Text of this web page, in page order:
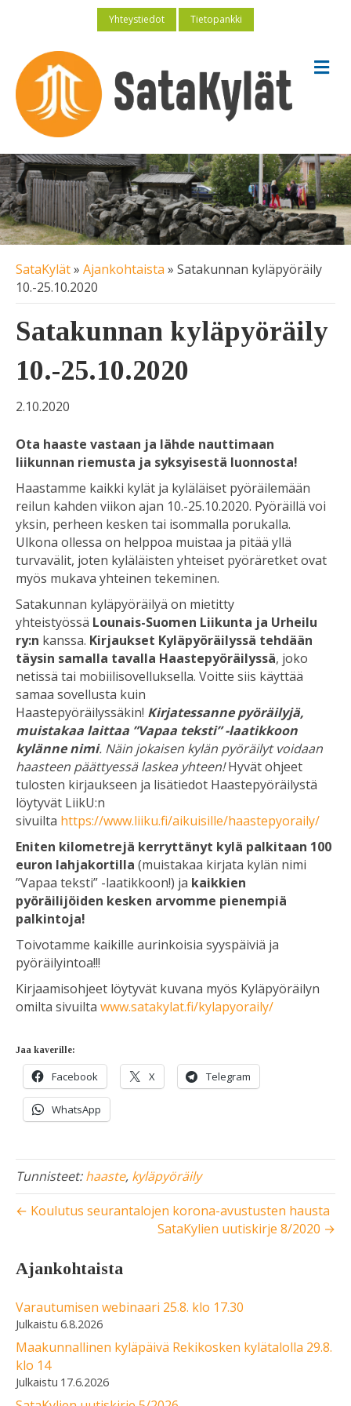
Yhteystiedot Tietopankki
V
a
o
SataKylät» Ajankohtaista » Satakunnan kyläpyöräily
10.-25.10.2020
Satakunnan kyläpyöräily
10.-25.10.2020
2.10.2020
Ota haaste vastaan ja lähde nauttimaan
liikunnan riemusta ja syksyisestä luonnosta!
Haastamme kaikki kylät ja kyläläiset pyöräilemään
reilun kahden viikon ajan 10.-25.10.2020. Pyöräillä voi
yksin, perheen kesken tai isommalla porukalla.
Ulkona ollessa on helppoa muistaa ja pitää yllä
turvavälit, joten kyläläisten yhteiset pyöräretket ovat
myös mukava yhteinen tekeminen.
Satakunnan kyläpyöräilyä on mietitty
yhteistyössä Lounais-Suomen Liikunta ja Urheilu
ry:n kanssa. Kirjaukset Kyläpyöräilyssä tehdään
täysin samalla tavalla Haastepyöräilyssä, joko
netissä tai mobiilisovelluksella. Voitte siis käyttää
samaa sovellusta kuin
Haastepyöräilyssäkin! Kirjatessanne pyöräilyjä,
muistakaa laittaa ”Vapaa teksti” -laatikkoon
kylänne nimi. Näin jokaisen kylän pyöräilyt voidaan
haasteen päättyessä laskea yhteen!Hyvät ohjeet
tulosten kirjaukseen ja lisätiedot Haastepyöräilystä
löytyvät LiikU:n
sivuilta https://www.liiku.fi/aikuisille/haastepyoraily/
Eniten kilometrejä kerryttänyt kylä palkitaan 100
euron lahjakortilla (muistakaa kirjata kylän nimi
”Vapaa teksti” -laatikkoon!) ja kaikkien
pyöräilijöiden kesken arvomme pienempiä
palkintoja!
Toivotamme kaikille aurinkoisia syyspäiviä ja
pyöräilyintoa!!!
Kirjaamisohjeet löytyvät kuvana myös Kyläpyöräilyn
omilta sivuilta www.satakylat.fi/kylapyoraily/
Jaa kaverille:
Facebook X Telegram
WhatsApp
Tunnisteet:haaste, kyläpyöräily
← Koulutus seurantalojen korona-avustusten hausta
SataKylien uutiskirje 8/2020 →
Ajankohtaista
Varautumisen webinaari 25.8. klo 17.30
6.8.2026
Maakunnallinen kyläpäivä Rekikosken kylätalolla 29.8.
klo 14
17.6.2026